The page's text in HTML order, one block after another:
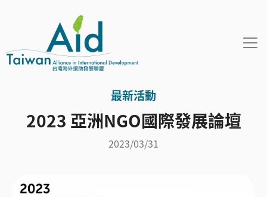
最新活動
2023 亞洲NGO國際發展論壇
2023/03/31